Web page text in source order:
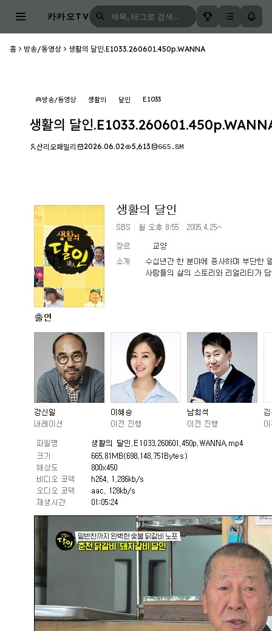
카카오TV
홈 방송/동영상 생활의 달인.E1033.260601.450p.WANNA
방송/동영상 생활의 달인 E1033
생활의 달인
산리오패밀리 2026.06.02 5,613 665.8M